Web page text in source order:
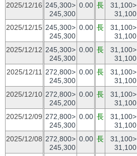
2025/12/16 245,300>
245,300
0.00 長
31,100>
31,100
2025/12/15 245,300>
245,300
0.00 長
31,100>
31,100
2025/12/12 245,300>
245,300
0.00 長
31,100>
31,100
2025/12/11
272,800>
245,300
0.00 長
31,100>
31,100
2025/12/10 272,800>
245,200
0.00 長
31,100>
31,100
2025/12/09 272,800>
245,300
0.00 長
31,100>
31,100
2025/12/08 272,800>
245,300
0.00 長
31,100>
31,100